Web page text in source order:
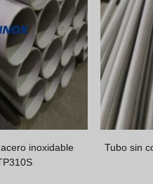
inoxidable
Tubo sin